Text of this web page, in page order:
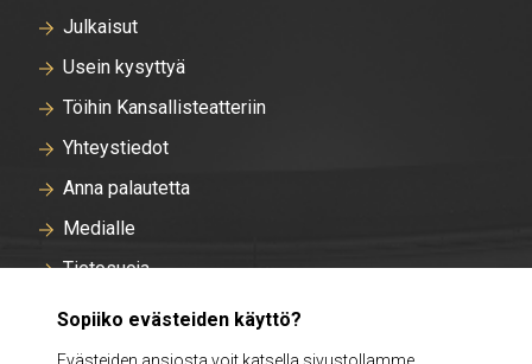
Julkaisut
Usein kysyttyä
Töihin Kansallisteatteriin
Yhteystiedot
Anna palautetta
Medialle
Tietosuoja
Tallentavan kameravalvonnan rekisteriseloste
Evästeasetukset
Sopiiko evästeiden käyttö?